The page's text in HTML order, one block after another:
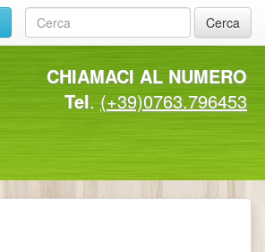
Cerca
CHIAMACI AL NUMERO
Tel. (+39)0763.796453